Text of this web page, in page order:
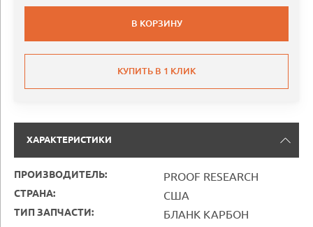
В КОРЗИНУ
КУПИТЬ В 1 КЛИК
ХАРАКТЕРИСТИКИ
ПРОИЗВОДИТЕЛЬ: PROOF RESEARCH
СТРАНА: США
ТИП ЗАПЧАСТИ: БЛАНК КАРБОН